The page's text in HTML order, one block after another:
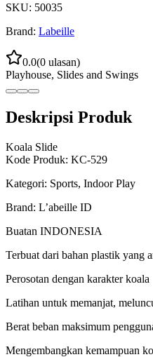
SKU: 50035
Brand: Labeille
0.0(0 ulasan)
Playhouse, Slides and Swings
Deskripsi Produk
Koala Slide
Kode Produk: KC-529
Kategori: Sports, Indoor Play
Brand: L’abeille ID
Buatan INDONESIA
Terbuat dari bahan plastik yang
Perosotan dengan karakter koala
Latihan untuk memanjat,
Berat beban maksimum
Mengembangkan kemampuan